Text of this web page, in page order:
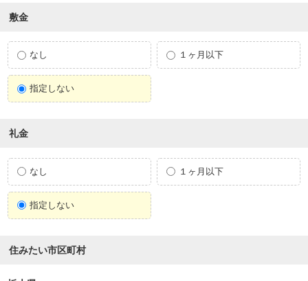
敷金
なし １ヶ月以下
指定しない
礼金
なし １ヶ月以下
指定しない
住みたい市区町村